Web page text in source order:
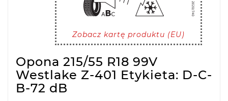
Zobacz kartę produktu (EU)
Opona 215/55 R18 99V
Westlake Z-401 Etykieta: D-C-
B-72 dB